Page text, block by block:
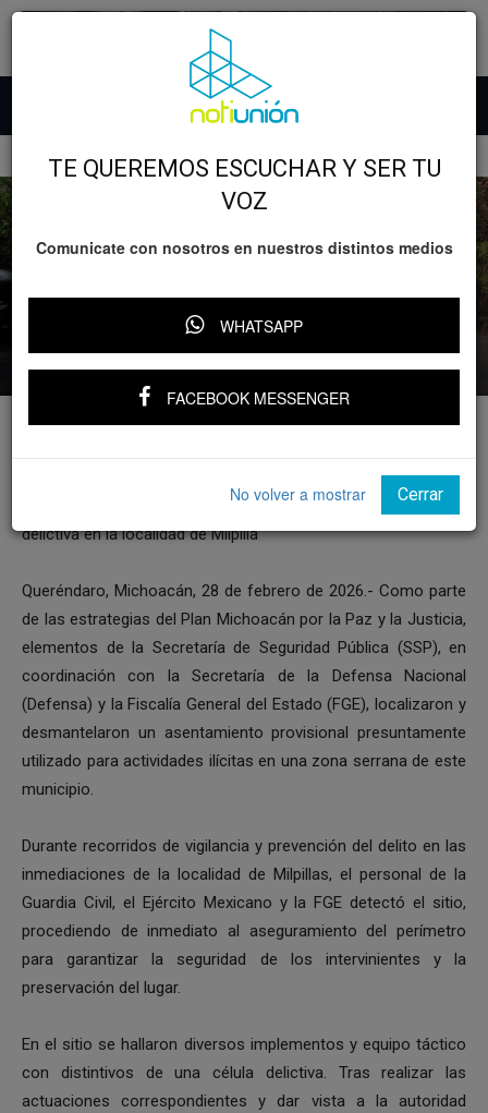
GOBIERNO
Localizan e inhabilitan campamento
clandestino en Queréndaro: SSP
•⁠ ⁠Se encontró equipo táctico con distintivos de una célula
delictiva en la localidad de Milpilla
Queréndaro, Michoacán, 28 de febrero de 2026.- Como parte
de las estrategias del Plan Michoacán por la Paz y la Justicia,
elementos de la Secretaría de Seguridad Pública (SSP), en
coordinación con la Secretaría de la Defensa Nacional
(Defensa) y la Fiscalía General del Estado (FGE), localizaron y
desmantelaron un asentamiento provisional presuntamente
utilizado para actividades ilícitas en una zona serrana de este
municipio.
Durante recorridos de vigilancia y prevención del delito en las
inmediaciones de la localidad de Milpillas, el personal de la
Guardia Civil, el Ejército Mexicano y la FGE detectó el sitio,
procediendo de inmediato al aseguramiento del perímetro
para garantizar la seguridad de los intervinientes y la
preservación del lugar.
En el sitio se hallaron diversos implementos y equipo táctico
con distintivos de una célula delictiva. Tras realizar las
actuaciones correspondientes y dar vista a la autoridad
TE QUEREMOS ESCUCHAR Y SER TU
VOZ
Comunicate con nosotros en nuestros distintos medios
WHATSAPP
FACEBOOK MESSENGER
No volver a mostrar Cerrar